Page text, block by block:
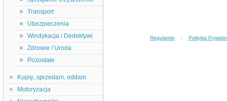
Transport
Ubezpieczenia
Windykacja / Dedektywi
Zdrowie / Uroda
Pozostałe
Kupię, sprzedam, oddam
Motoryzacja
Regulamin | Polityka